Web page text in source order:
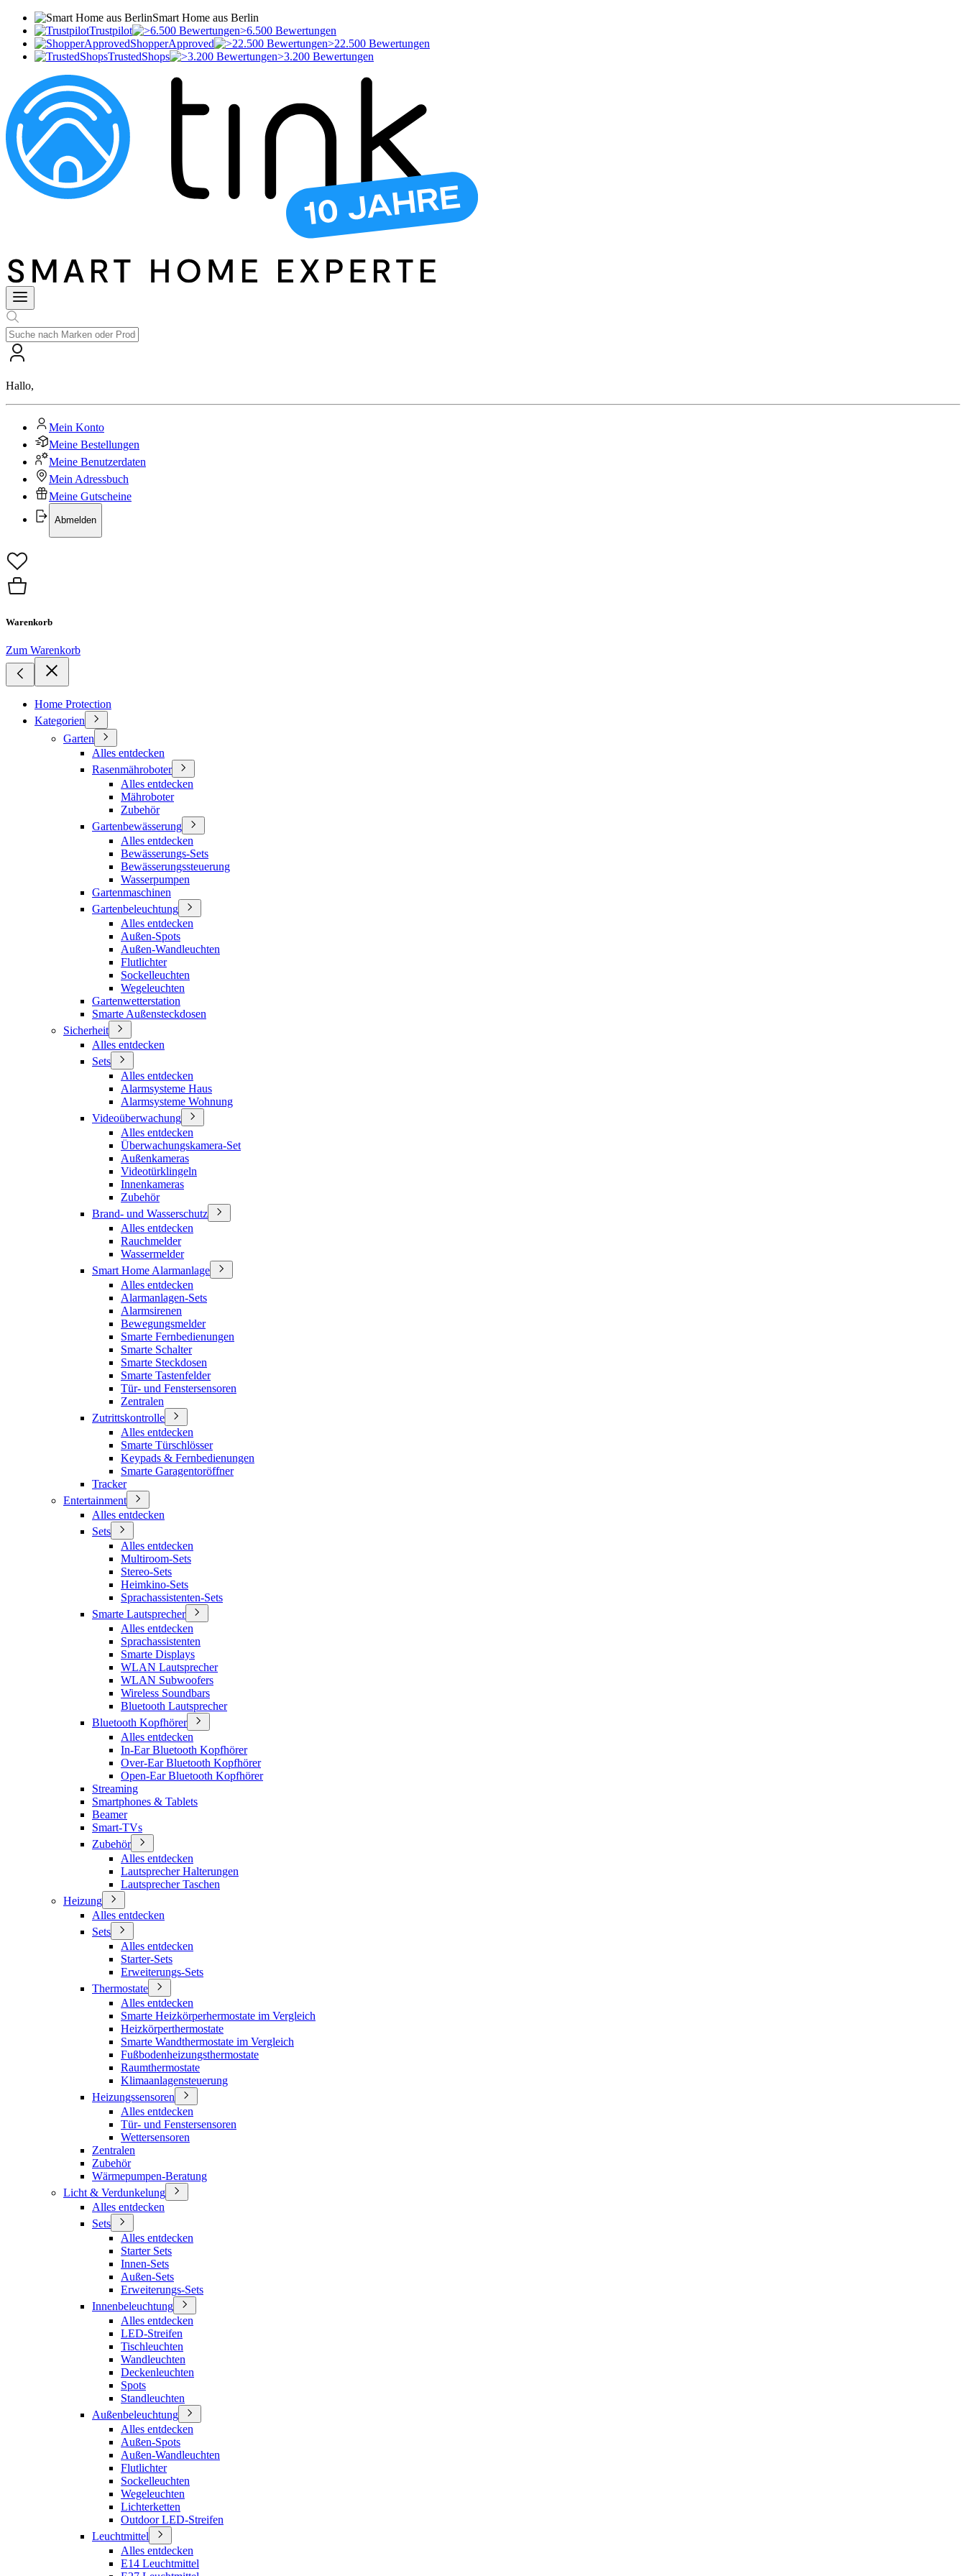
Smart Home aus Berlin
Trustpilot
>6.500 Bewertungen
ShopperApproved
>22.500 Bewertungen
TrustedShops
>3.200 Bewertungen
Hallo,
Mein Konto
Meine Bestellungen
Meine Benutzerdaten
Mein Adressbuch
Meine Gutscheine
Abmelden
Warenkorb
Zum Warenkorb
Home Protection
Kategorien
Garten
Alles entdecken
Rasenmähroboter
Alles entdecken
Mähroboter
Zubehör
Gartenbewässerung
Alles entdecken
Bewässerungs-Sets
Bewässerungssteuerung
Wasserpumpen
Gartenmaschinen
Gartenbeleuchtung
Alles entdecken
Außen-Spots
Außen-Wandleuchten
Flutlichter
Sockelleuchten
Wegeleuchten
Gartenwetterstation
Smarte Außensteckdosen
Sicherheit
Alles entdecken
Sets
Alles entdecken
Alarmsysteme Haus
Alarmsysteme Wohnung
Videoüberwachung
Alles entdecken
Überwachungskamera-Set
Außenkameras
Videotürklingeln
Innenkameras
Zubehör
Brand- und Wasserschutz
Alles entdecken
Rauchmelder
Wassermelder
Smart Home Alarmanlage
Alles entdecken
Alarmanlagen-Sets
Alarmsirenen
Bewegungsmelder
Smarte Fernbedienungen
Smarte Schalter
Smarte Steckdosen
Smarte Tastenfelder
Tür- und Fenstersensoren
Zentralen
Zutrittskontrolle
Alles entdecken
Smarte Türschlösser
Keypads & Fernbedienungen
Smarte Garagentoröffner
Tracker
Entertainment
Alles entdecken
Sets
Alles entdecken
Multiroom-Sets
Stereo-Sets
Heimkino-Sets
Sprachassistenten-Sets
Smarte Lautsprecher
Alles entdecken
Sprachassistenten
Smarte Displays
WLAN Lautsprecher
WLAN Subwoofers
Wireless Soundbars
Bluetooth Lautsprecher
Bluetooth Kopfhörer
Alles entdecken
In-Ear Bluetooth Kopfhörer
Over-Ear Bluetooth Kopfhörer
Open-Ear Bluetooth Kopfhörer
Streaming
Smartphones & Tablets
Beamer
Smart-TVs
Zubehör
Alles entdecken
Lautsprecher Halterungen
Lautsprecher Taschen
Heizung
Alles entdecken
Sets
Alles entdecken
Starter-Sets
Erweiterungs-Sets
Thermostate
Alles entdecken
Smarte Heizkörperhermostate im Vergleich
Heizkörperthermostate
Smarte Wandthermostate im Vergleich
Fußbodenheizungsthermostate
Raumthermostate
Klimaanlagensteuerung
Heizungssensoren
Alles entdecken
Tür- und Fenstersensoren
Wettersensoren
Zentralen
Zubehör
Wärmepumpen-Beratung
Licht & Verdunkelung
Alles entdecken
Sets
Alles entdecken
Starter Sets
Innen-Sets
Außen-Sets
Erweiterungs-Sets
Innenbeleuchtung
Alles entdecken
LED-Streifen
Tischleuchten
Wandleuchten
Deckenleuchten
Spots
Standleuchten
Außenbeleuchtung
Alles entdecken
Außen-Spots
Außen-Wandleuchten
Flutlichter
Sockelleuchten
Wegeleuchten
Lichterketten
Outdoor LED-Streifen
Leuchtmittel
Alles entdecken
E14 Leuchtmittel